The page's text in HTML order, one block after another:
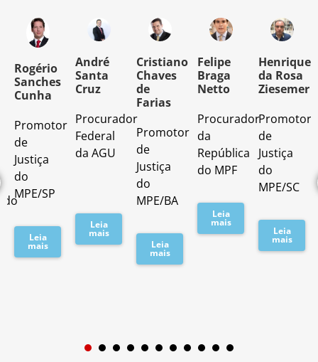
Rogério
Sanches
Cunha
Promotor
de
Justiça
do
MPE/SP
Leia
mais
André
Santa
Cruz
Procurador
Federal
da AGU
Leia
mais
Cristiano
Chaves
de
Farias
Promotor
de
Justiça
do
MPE/BA
Leia
mais
Felipe
Braga
Netto
Procurador
da
República
do MPF
Leia
mais
Henrique
da Rosa
Ziesemer
Promotor
de
Justiça
do
MPE/SC
Leia
mais
1 2 3